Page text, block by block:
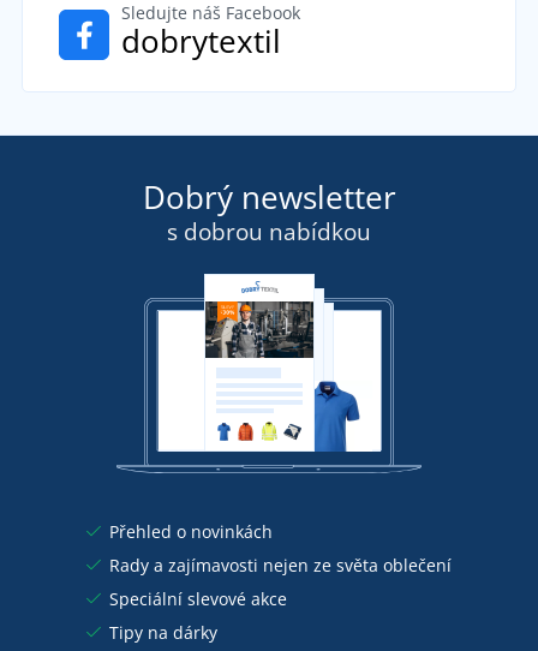
Sledujte náš Facebook
dobrytextil
Dobrý newsletter
s dobrou nabídkou
Přehled o novinkách
Rady a zajímavosti nejen ze světa oblečení
Speciální slevové akce
Tipy na dárky